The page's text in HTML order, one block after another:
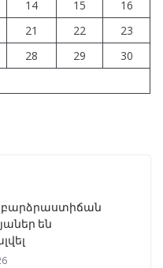
14 15
16
21 22
23
28 29
30
են